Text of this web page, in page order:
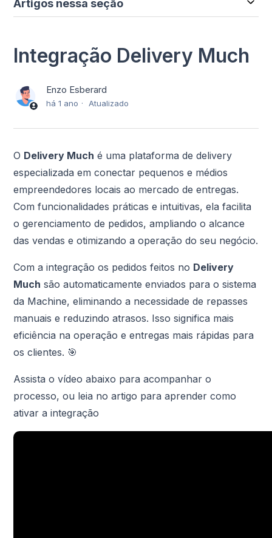
Artigos nessa seção
Integração Delivery Much
Enzo Esberard
há 1 ano Atualizado
O Delivery Much é uma plataforma de delivery
especializada em conectar pequenos e médios
empreendedores locais ao mercado de entregas.
Com funcionalidades práticas e intuitivas, ela facilita
o gerenciamento de pedidos, ampliando o alcance
das vendas e otimizando a operação do seu negócio.
Com a integração os pedidos feitos no Delivery
Much são automaticamente enviados para o sistema
da Machine, eliminando a necessidade de repasses
manuais e reduzindo atrasos. Isso significa mais
eficiência na operação e entregas mais rápidas para
os clientes. 🎯
Assista o vídeo abaixo para acompanhar o
processo, ou leia no artigo para aprender como
ativar a integração